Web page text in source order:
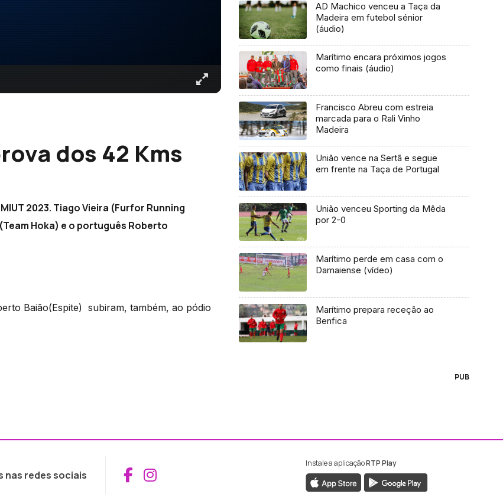
dos 42 Kms
2023. Tiago Vieira (Furfor Running
Hoka) e o português Roberto
Baião(Espite) subiram, também, ao pódio
AD Machico venceu a Taça da
Madeira em futebol sénior
(áudio)
Marítimo encara próximos jogos
como finais (áudio)
Francisco Abreu com estreia
marcada para o Rali Vinho
Madeira
União vence na Sertã e segue
em frente na Taça de Portugal
União venceu Sporting da Mêda
por 2-0
Marítimo perde em casa com o
Damaiense (vídeo)
Marítimo prepara receção ao
Benfica
PUB
nas redes sociais Aceder ao Facebook da RTP Madeira
Aceder ao Instagram da RTP Madeira
Instale a aplicaçãoRTP Play